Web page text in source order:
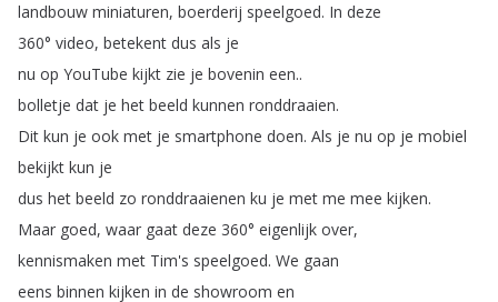
landbouw miniaturen, boerderij speelgoed. In deze
360° video, betekent dus als je
nu op YouTube kijkt zie je bovenin een..
bolletje dat je het beeld kunnen ronddraaien.
Dit kun je ook met je smartphone doen. Als je nu op je mobiel
bekijkt kun je
dus het beeld zo ronddraaienen ku je met me mee kijken.
Maar goed, waar gaat deze 360° eigenlijk over,
kennismaken met Tim's speelgoed. We gaan
eens binnen kijken in de showroom en